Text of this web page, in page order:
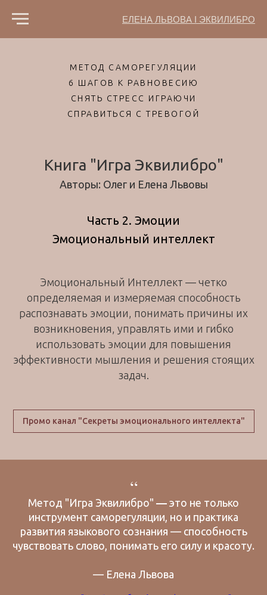
ЕЛЕНА ЛЬВОВА I ЭКВИЛИБРО
МЕТОД САМОРЕГУЛЯЦИИ
6 ШАГОВ К РАВНОВЕСИЮ
СНЯТЬ СТРЕСС ИГРАЮЧИ
СПРАВИТЬСЯ С ТРЕВОГОЙ
Книга "Игра Эквилибро"
Авторы: Олег и Елена Львовы
Часть 2. Эмоции
Эмоциональный интеллект
Эмоциональный Интеллект — четко
определяемая и измеряемая способность
распознавать эмоции, понимать причины их
возникновения, управлять ими и гибко
использовать эмоции для повышения
эффективности мышления и решения стоящих
задач.
Промо канал "Секреты эмоционального интеллекта"
“
Метод "Игра Эквилибро" — это не только
инструмент саморегуляции, но и практика
развития языкового сознания — способность
чувствовать слово, понимать его силу и красоту.
— Елена Львова